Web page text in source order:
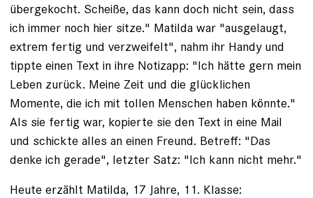
übergekocht. Scheiße, das kann doch nicht sein, dass
ich immer noch hier sitze." Matilda war "ausge­laugt,
extrem fertig und verzweifelt", nahm ihr Handy und
tippte einen Text in ihre Notizapp: "Ich hätte gern mein
Leben zurück. Meine Zeit und die glücklichen
Momente, die ich mit tollen Menschen haben könnte."
Als sie fertig war, kopierte sie den Text in eine Mail
und schickte alles an einen Freund. Betreff: "Das
denke ich gerade", letzter Satz: "Ich kann nicht mehr."
Heute erzählt Matilda, 17 Jahre, 11. Klasse: